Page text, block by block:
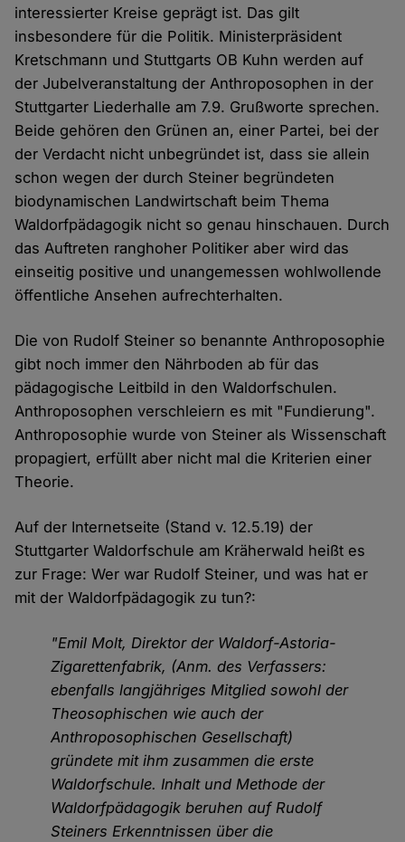
interessierter Kreise geprägt ist. Das gilt
insbesondere für die Politik. Ministerpräsident
Kretschmann und Stuttgarts OB Kuhn werden auf
der Jubelveranstaltung der Anthroposophen in der
Stuttgarter Liederhalle am 7.9. Grußworte sprechen.
Beide gehören den Grünen an, einer Partei, bei der
der Verdacht nicht unbegründet ist, dass sie allein
schon wegen der durch Steiner begründeten
biodynamischen Landwirtschaft beim Thema
Waldorfpädagogik nicht so genau hinschauen. Durch
das Auftreten ranghoher Politiker aber wird das
einseitig positive und unangemessen wohlwollende
öffentliche Ansehen aufrechterhalten.
Die von Rudolf Steiner so benannte Anthroposophie
gibt noch immer den Nährboden ab für das
pädagogische Leitbild in den Waldorfschulen.
Anthroposophen verschleiern es mit "Fundierung".
Anthroposophie wurde von Steiner als Wissenschaft
propagiert, erfüllt aber nicht mal die Kriterien einer
Theorie.
Auf der Internetseite (Stand v. 12.5.19) der
Stuttgarter Waldorfschule am Kräherwald heißt es
zur Frage: Wer war Rudolf Steiner, und was hat er
mit der Waldorfpädagogik zu tun?:
"Emil Molt, Direktor der Waldorf-Astoria-
Zigarettenfabrik, (Anm. des Verfassers:
ebenfalls langjähriges Mitglied sowohl der
Theosophischen wie auch der
Anthroposophischen Gesellschaft)
gründete mit ihm zusammen die erste
Waldorfschule. Inhalt und Methode der
Waldorfpädagogik beruhen auf Rudolf
Steiners Erkenntnissen über die